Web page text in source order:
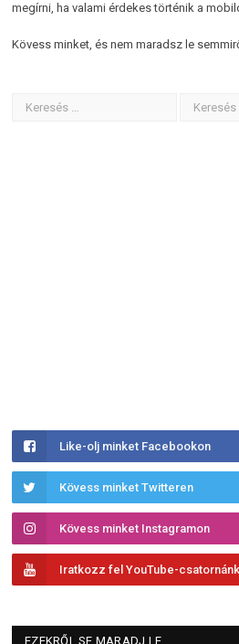
megírni, ha valami érdekes történik a
Kövess minket, és nem maradsz le
Like-olj minket Facebookon
Kövess minket Twitteren
Kövess minket Instagramon
Iratkozz fel YouTube-
EZEKRŐL SE MARADJ LE